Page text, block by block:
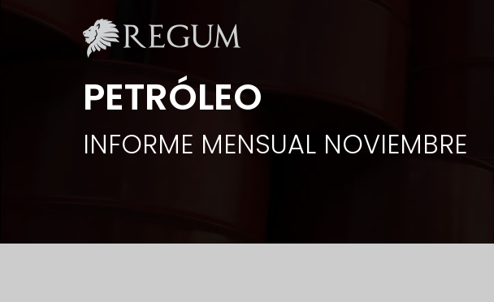
PETRÓLEO
INFORME MENSUAL NOVIEMBRE